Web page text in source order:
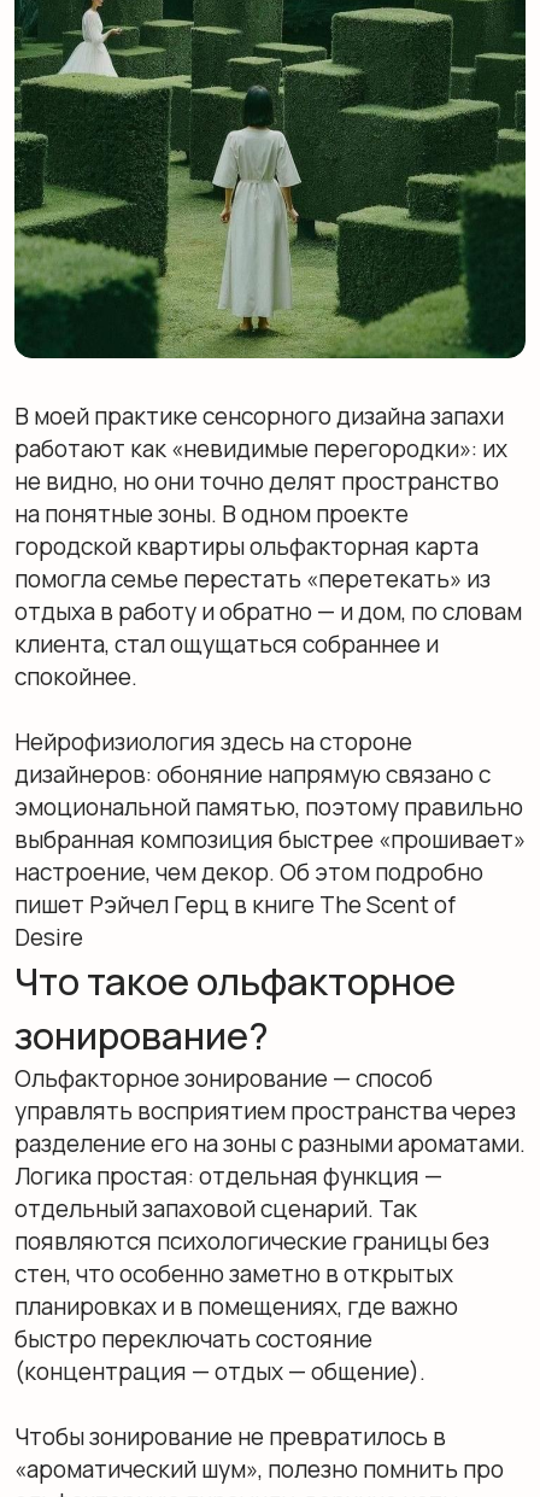
Ключевое отличие —
аромамаркетинг, аромадизайн
и ольфакторное зонирование
В моей практике сенсорного дизайна запахи
работают как «невидимые перегородки»: их
не видно, но они точно делят пространство
на понятные зоны. В одном проекте
городской квартиры ольфакторная карта
помогла семье перестать «перетекать» из
клиента, стал ощущаться собраннее и
спокойнее.
Нейрофизиология здесь на стороне
дизайнеров: обоняние напрямую связано с
эмоциональной памятью, поэтому правильно
выбранная композиция быстрее «прошивает»
настроение, чем декор. Об этом подробно
пишет Рэйчел Герц в книге The Scent of
Desire
Что такое ольфакторное
зонирование?
Ольфакторное зонирование — способ
управлять восприятием пространства через
разделение его на зоны с разными ароматами.
Логика простая: отдельная функция —
отдельный запаховой сценарий. Так
появляются психологические границы без
стен, что особенно заметно в открытых
планировках и в помещениях, где важно
быстро переключать состояние
(концентрация — отдых — общение).
Чтобы зонирование не превратилось в
«ароматический шум», полезно помнить про
ольфакторную пирамиду: верхние ноты
слышны первыми и быстро исчезают, средние
держат характер, базовые остаются дольше
и задают фон. Это помогает планировать,
какие акценты будут встречать у входа, а
какие — «жить» в комнате часами.